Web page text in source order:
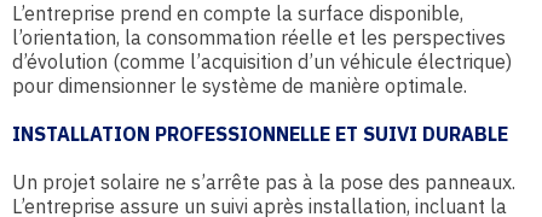
L’entreprise prend en compte la surface disponible,
l’orientation, la consommation réelle et les perspectives
d’évolution (comme l’acquisition d’un véhicule électrique)
pour dimensionner le système de manière optimale.
INSTALLATION PROFESSIONNELLE ET SUIVI DURABLE
Un projet solaire ne s’arrête pas à la pose des panneaux.
L’entreprise assure un suivi après installation, incluant la